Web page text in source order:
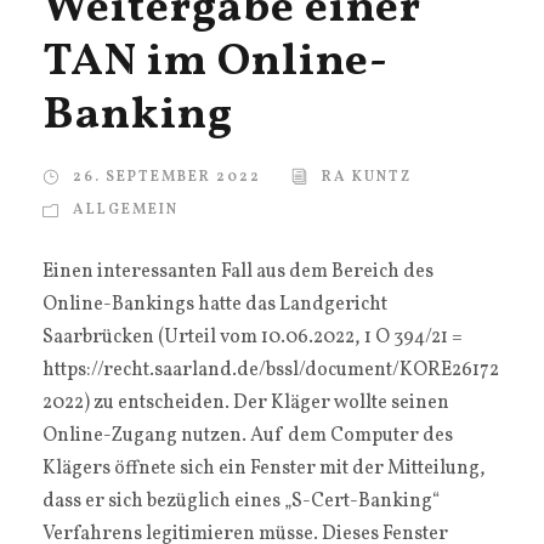
TAN im Online-
Banking
26. SEPTEMBER 2022
RA KUNTZ
ALLGEMEIN
Einen interessanten Fall aus dem Bereich des
Online-Bankings hatte das Landgericht
Saarbrücken (Urteil vom 10.06.2022, 1 O 394/21 =
https://recht.saarland.de/bssl/document/KORE26172
2022) zu entscheiden. Der Kläger wollte seinen
Online-Zugang nutzen. Auf dem Computer des
Klägers öffnete sich ein Fenster mit der Mitteilung,
dass er sich bezüglich eines „S-Cert-Banking“
Verfahrens legitimieren müsse. Dieses Fenster